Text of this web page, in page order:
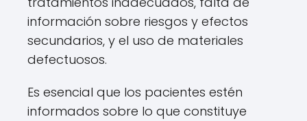
información sobre riesgos y efectos
secundarios, y el uso de materiales
defectuosos.
Es esencial que los pacientes estén
informados sobre lo que constituye